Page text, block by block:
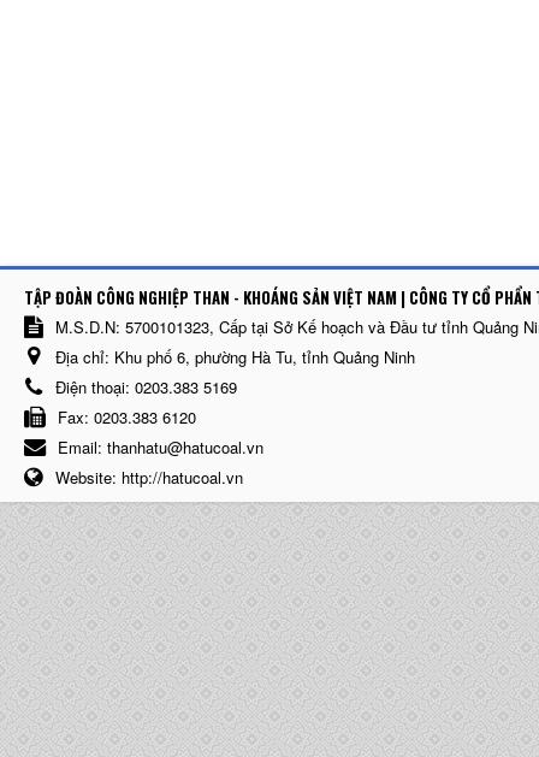
TẬP ĐOÀN CÔNG NGHIỆP THAN - KHOÁNG SẢN VIỆT NAM | CÔNG TY CỔ
M.S.D.N: 5700101323, Cấp tại Sở Kế hoạch và Đầu tư tỉnh Quảng
Địa chỉ: Khu phố 6, phường Hà Tu, tỉnh Quảng Ninh
Điện thoại: 0203.383 5169
Fax: 0203.383 6120
Email: thanhatu@hatucoal.vn
Website: http://hatucoal.vn